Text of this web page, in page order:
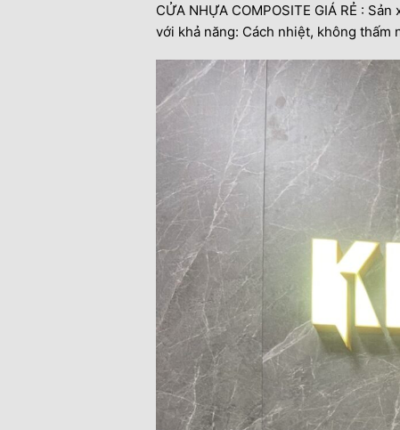
CỬA NHỰA COMPOSITE GIÁ RẺ :
với khả năng: Cách nhiệt, không thấm